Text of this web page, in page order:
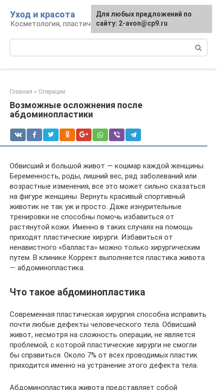
контенту
Уход и красота
Косметология, пластическая хирургия, уход
Главная » Операции
Возможные осложнения после
абдоминопластики
Обвисший и большой живот — кошмар каждой женщины.
Беременность, роды, лишний вес, ряд заболеваний или
возрастные изменения, все это может сильно сказаться
на фигуре женщины. Вернуть красивый спортивный
животик не так уж и просто. Даже изнурительные
тренировки не способны помочь избавиться от
растянутой кожи. Именно в таких случаях на помощь
приходят пластические хирурги. Избавиться от
ненавистного «балласта» можно только хирургическим
путем. В клинике Коррект выполняется пластика живота
— абдоминопластика.
Что такое абдоминопластика
Современная пластическая хирургия способна исправить
почти любые дефекты человеческого тела. Обвисший
живот, несмотря на сложность операции, не является
проблемой, с которой пластические хирурги не смогли
бы справиться. Около 7% от всех проводимых пластик
приходится именно на устранение этого дефекта тела.
Абдоминопластика живота представляет собой
Для любых предложений по
сайту: 2-avon@cp9.ru